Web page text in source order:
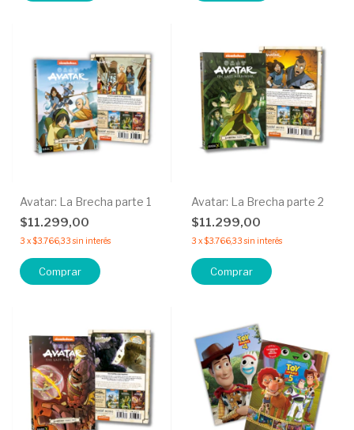
Avatar: La Brecha parte 1
$11.299,00
3 x$3.766,33 sin interés
Avatar: La Brecha parte 2
$11.299,00
3 x$3.766,33 sin interés